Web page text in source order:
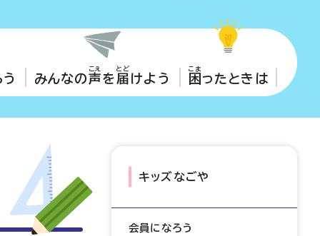
みんなの声
こえ
を 届
とど
けよう 困
こま
ったときは
キッズなごや
会員になろう